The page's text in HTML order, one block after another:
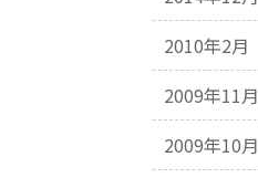
2010年2月
2009年11月
2009年10月